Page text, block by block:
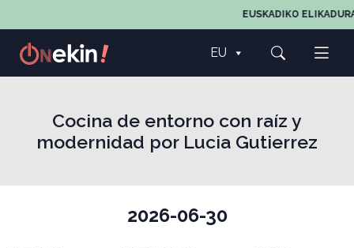
EUSKADIKO
EU
Cocina de entorno con raíz y
modernidad por Lucia Gutierrez
2026-06-30